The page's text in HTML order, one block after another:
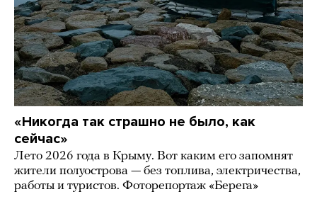
«Никогда так страшно не было, как
сейчас»
Лето 2026 года в Крыму. Вот каким его запомнят
жители полуострова — без топлива, электричества,
работы и туристов. Фоторепортаж «Берега»